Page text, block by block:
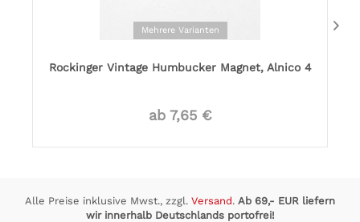
Mehrere Varianten
Rockinger Vintage Humbucker Magnet, Alnico 4
ab 7,65 €
Alle Preise inklusive Mwst., zzgl. Versand. Ab 69,- EUR liefern
wir innerhalb Deutschlands portofrei!